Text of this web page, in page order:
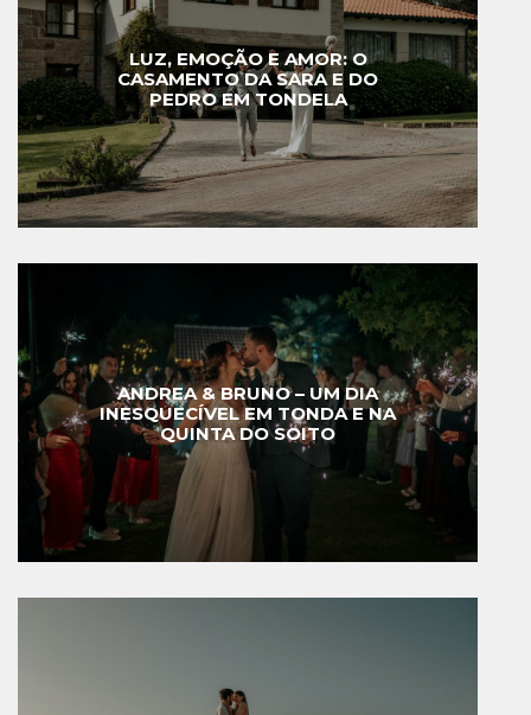
LUZ, EMOÇÃO E AMOR: O
CASAMENTO DA SARA E DO
PEDRO EM TONDELA
ANDREA & BRUNO – UM DIA
INESQUECÍVEL EM TONDA E NA
QUINTA DO SOITO